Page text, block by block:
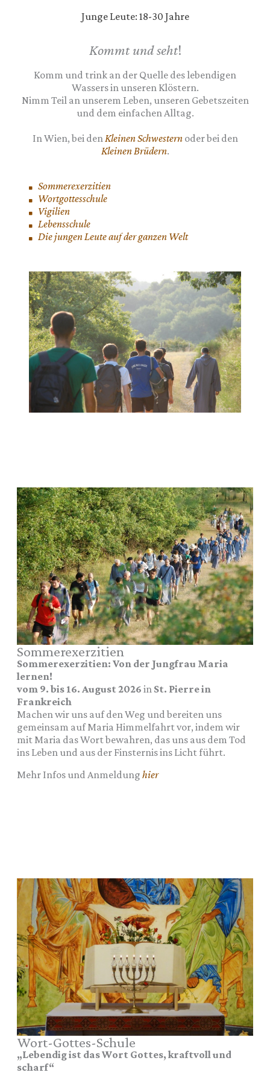
Junge Leute: 18-30 Jahre
Kommt und seht!
Komm und trink an der Quelle des lebendigen
Wassers in unseren Klöstern.
Nimm Teil an unserem Leben, unseren Gebetszeiten
und dem einfachen Alltag.
In Wien, bei denKleinen Schwesternoder bei den
Kleinen Brüdern.
Sommerexerzitien
Wortgottesschule
Vigilien
Lebensschule
Die jungen Leute auf der ganzen Welt
Sommerexerzitien
Sommerexerzitien: Von der Jungfrau Maria
lernen!
vom 9. bis 16. August2026 in St. Pierre in
Frankreich
Machen wir uns auf den Weg und bereiten uns
gemeinsam auf Maria Himmelfahrt vor, indem wir
mit Maria das Wort bewahren, das uns aus dem Tod
ins Leben und aus der Finsternis ins Licht führt.
Mehr Infos und Anmeldung hier
Wort-Gottes-Schule
„Lebendig ist das Wort Gottes, kraftvoll und
scharf“